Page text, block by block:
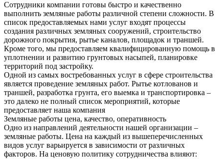
Сотрудники компании готовы быстро и качественно
выполнить земляные работы различной степени сложности. В
список предоставляемых нами услуг входят процессы
создания различных земляных сооружений, строительство
дорожного покрытия, рытье каналов, площадок и траншей.
Кроме того, мы предоставляем квалифицированную помощь в
уплотнении и развитию грунтовых насыпей, планировке
территорий под застройку.
Одной из самых востребованных услуг в сфере строительства
является проведение земляных работ. Рытье котлованов и
траншей, разработка грунта, его выемка и транспортировка –
это далеко не полный список мероприятий, которые
предоставляет наша компания
Земляные работы цена, качество, оперативность
Одно из направлений деятельности нашей организации –
земляные работы. Цена на каждый из вышеперечисленных
видов услуг варьируется в зависимости от различных
факторов. На ценовую политику сотрудничества влияют: